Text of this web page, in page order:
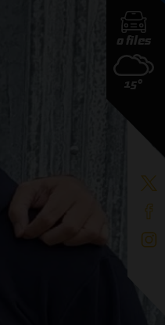
0 files
15°